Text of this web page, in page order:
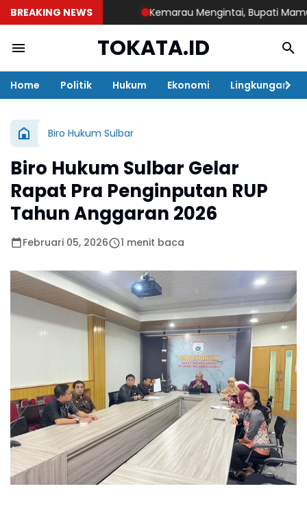
BREAKING NEWS Kemarau Mengintai, Bupati Mamuju
TOKATA.ID
Home Politik Hukum Ekonomi Lingkungan
Biro Hukum Sulbar
Biro Hukum Sulbar Gelar
Rapat Pra Penginputan RUP
Tahun Anggaran 2026
Februari 05, 2026 1 menit baca